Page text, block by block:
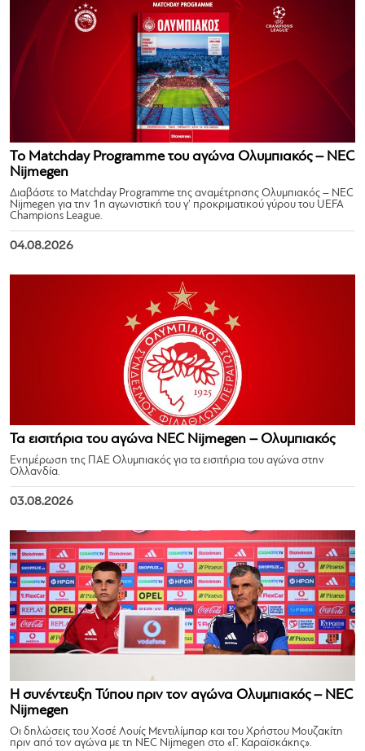
Το Matchday Programme του αγώνα Ολυμπιακός – NEC
Nijmegen
Διαβάστε το Matchday Programme της αναμέτρησης Ολυμπιακός – NEC
Nijmegen για την 1η αγωνιστική του γ’ προκριματικού γύρου του UEFA
Champions League.
04.08.2026
Τα εισιτήρια του αγώνα NEC Nijmegen – Ολυμπιακός
Ενημέρωση της ΠΑΕ Ολυμπιακός για τα εισιτήρια του αγώνα στην
Ολλανδία.
03.08.2026
Η συνέντευξη Τύπου πριν τον αγώνα Ολυμπιακός – NEC
Nijmegen
Οι δηλώσεις του Χοσέ Λουίς Μεντιλίμπαρ και του Χρήστου Μουζακίτη
πριν από τον αγώνα με τη NEC Nijmegen στο «Γ. Καραϊσκάκης».